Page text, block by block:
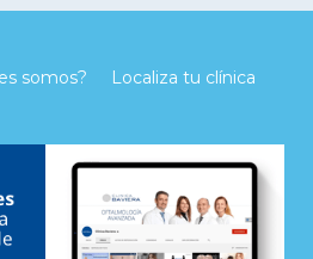
somos? Localiza tu clínica